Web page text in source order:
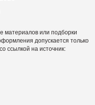
материалов или подборки
допускается только
ссылкой на источник: